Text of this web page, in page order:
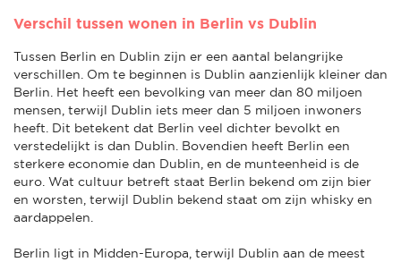
Verschil tussen wonen in Berlin vs Dublin
Tussen Berlin en Dublin zijn er een aantal belangrijke
verschillen. Om te beginnen is Dublin aanzienlijk kleiner dan
Berlin. Het heeft een bevolking van meer dan 80 miljoen
mensen, terwijl Dublin iets meer dan 5 miljoen inwoners
heeft. Dit betekent dat Berlin veel dichter bevolkt en
verstedelijkt is dan Dublin. Bovendien heeft Berlin een
sterkere economie dan Dublin, en de munteenheid is de
euro. Wat cultuur betreft staat Berlin bekend om zijn bier
en worsten, terwijl Dublin bekend staat om zijn whisky en
aardappelen.
Berlin ligt in Midden-Europa, terwijl Dublin aan de meest